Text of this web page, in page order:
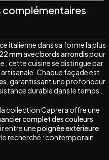
italienne dans sa forme la plus
mm avecbords arrondispour
, cette cuisine se distingue par
Chaque façade est
, garantissant une profondeur
durable dans le temps .
, la collection Caprera offre une
complet des couleurs
entre unepoignée extérieure
recherché : contemporain,